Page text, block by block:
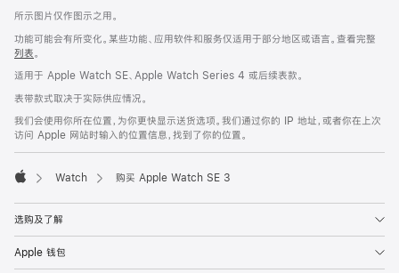
所示图片仅作图示之用。
功能可能会有所变化。某些功能、应用软件和服务仅适用于部分地区或语言。查看完整
列表。
适用于 Apple Watch SE、Apple Watch Series 4 或后续表款。
表带款式取决于实际供应情况。
我们会使用你所在位置，为你更快显示送货选项。我们通过你的 IP 地址，或者你在上次
访问 Apple 网站时输入的位置信息，找到了你的位置。
Watch 购买 Apple Watch SE 3
选购及了解
Apple 钱包